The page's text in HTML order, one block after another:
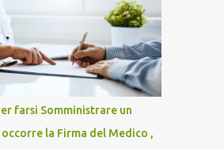
farsi Somministrare un
la Firma del Medico ,